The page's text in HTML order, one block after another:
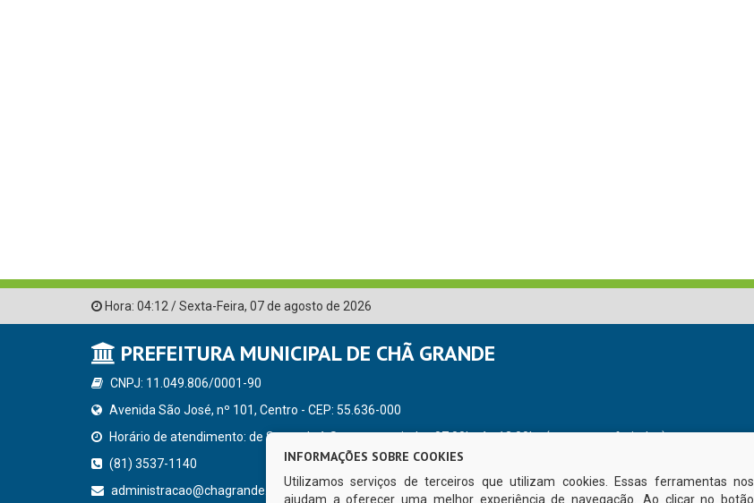
Hora: 04:12/Sexta-Feira, 07 de agosto de 2026
PREFEITURA MUNICIPAL DE CHÃ GRANDE
CNPJ: 11.049.806/0001-90
Avenida São José, nº 101, Centro - CEP: 55.636-000
Horário de atendimento: de Segunda à Sexta, a partir das 07:00hs às 13:00hs (exceto nos feriados)
(81) 3537-1140
administracao@chagrande.pe.gov.br
INFORMAÇÕES SOBRE COOKIES
Utilizamos serviços de terceiros que utilizam cookies. Essas ferramentas nos
ajudam a oferecer uma melhor experiência de navegação. Ao clicar no botão